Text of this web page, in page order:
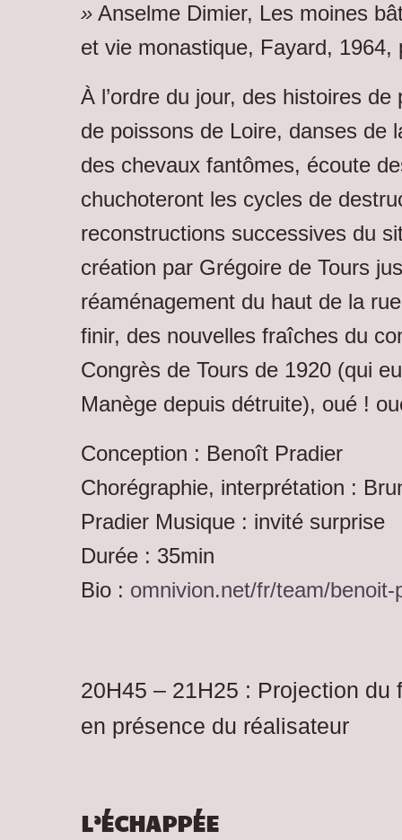
» Anselme Dimier, Les moines
et vie monastique, Fayard, 1964,
À l’ordre du jour, des histoires
de poissons de Loire, danses de
des chevaux fantômes, écoute
chuchoteront les cycles de
reconstructions successives du
création par Grégoire de Tours
réaménagement du haut de la
finir, des nouvelles fraîches du
Congrès de Tours de 1920 (qui
Manège depuis détruite), oué !
Conception : Benoît Pradier
Chorégraphie, interprétation :
Pradier Musique : invité surprise
Durée : 35min
Bio : omnivion.net/fr/team/benoit-
20H45 – 21H25 : Projection du
en présence du réalisateur
L’ÉCHAPPÉE